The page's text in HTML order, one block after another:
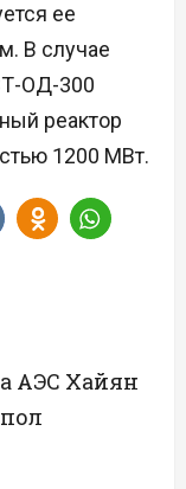
ее
В случае
ОД-300
реактор
1200 МВт.
АЭС Хайян